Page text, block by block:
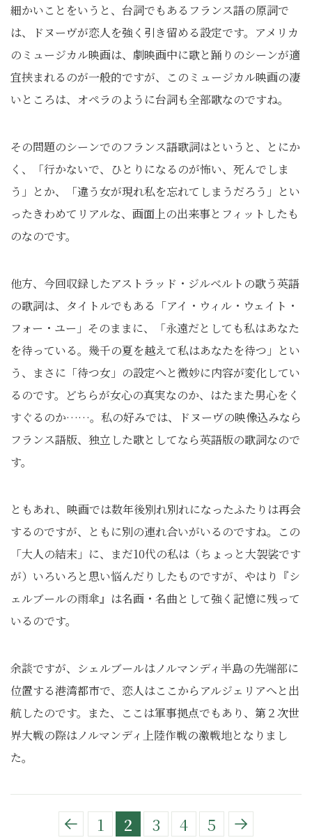
細かいことをいうと、台詞でもあるフランス語の原詞で
は、ドヌーヴが恋人を強く引き留める設定です。アメリカ
のミュージカル映画は、劇映画中に歌と踊りのシーンが適
宜挟まれるのが一般的ですが、このミュージカル映画の凄
いところは、オペラのように台詞も全部歌なのですね。
その問題のシーンでのフランス語歌詞はというと、とにか
く、「行かないで、ひとりになるのが怖い、死んでしま
う」とか、「違う女が現れ私を忘れてしまうだろう」とい
ったきわめてリアルな、画面上の出来事とフィットしたも
のなのです。
他方、今回収録したアストラッド・ジルベルトの歌う英語
の歌詞は、タイトルでもある「アイ・ウィル・ウェイト・
フォー・ユー」そのままに、「永遠だとしても私はあなた
を待っている。幾千の夏を越えて私はあなたを待つ」とい
う、まさに「待つ女」の設定へと微妙に内容が変化してい
るのです。どちらが女心の真実なのか、はたまた男心をく
すぐるのか……。私の好みでは、ドヌーヴの映像込みなら
フランス語版、独立した歌としてなら英語版の歌詞なので
す。
ともあれ、映画では数年後別れ別れになったふたりは再会
するのですが、ともに別の連れ合いがいるのですね。この
「大人の結末」に、まだ10代の私は（ちょっと大袈裟です
が）いろいろと思い悩んだりしたものですが、やはり『シ
ェルブールの雨傘』は名画・名曲として強く記憶に残って
いるのです。
余談ですが、シェルブールはノルマンディ半島の先端部に
位置する港湾都市で、恋人はここからアルジェリアへと出
航したのです。また、ここは軍事拠点でもあり、第２次世
界大戦の際はノルマンディ上陸作戦の激戦地となりまし
た。
1 2 3 4 5